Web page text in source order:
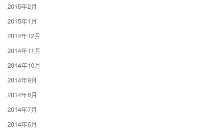
2015年2月
2015年1月
2014年12月
2014年11月
2014年10月
2014年9月
2014年8月
2014年7月
2014年6月